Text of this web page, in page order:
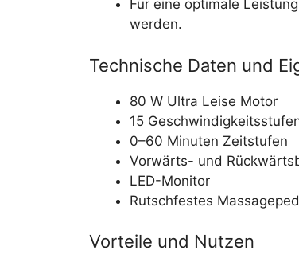
Für eine optimale
werden.
Technische Daten und
80 W Ultra Leise Motor
15
0–60 Minuten Zeitstufen
Vorwärts- und
LED-Monitor
Rutschfestes
Vorteile und Nutzen